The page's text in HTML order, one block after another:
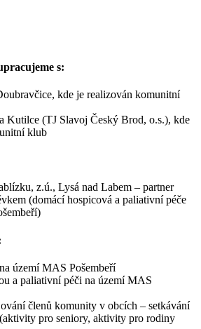
s:
kde je realizován komunitní
Kutilce (TJ Slavoj Český Brod, o.s.), kde
klub
z.ú., Lysá nad Labem – partner
(domácí hospicová a paliativní péče
území MAS Pošembeří
a paliativní péči na území MAS
členů komunity v obcích – setkávání
pro seniory, aktivity pro rodiny